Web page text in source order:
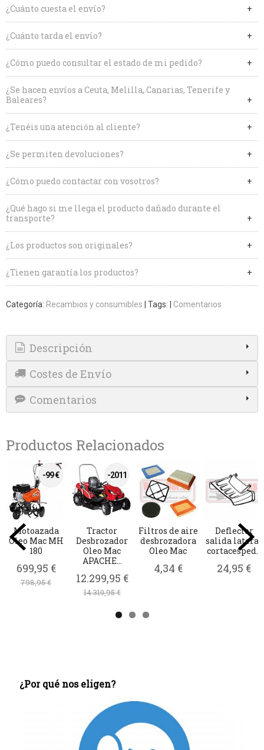
¿Por qué nos eligen?
¿Cuánto cuesta el envío?
¿Cuánto tarda el envío?
¿Cómo puedo consultar el estado de mi pedido?
¿Se hacen envíos a Ceuta, Melilla, Canarias, Tenerife y
Baleares?
¿Tenéis una atención al cliente?
¿Se permiten devoluciones?
¿Cómo puedo contactar con vosotros?
¿Qué hago si me llega el producto dañado durante el
transporte?
¿Los productos son originales?
¿Tienen garantía los productos?
Categoría: Recambios y consumibles Tags: Comentarios
Descripción
Costes de Envío
Comentarios
Productos Relacionados
Hilo
desbrozadora
profesional
15,95 €
Bujia NGK
CMR7H
6,85 €
Disco de 3
puntas para
desbrozadora...
9,14 €
Deposito
gasolina
Mac BCH
33,80 €